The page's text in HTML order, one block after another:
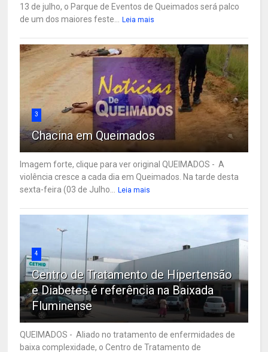
13 de julho, o Parque de Eventos de Queimados será palco
de um dos maiores feste...
Leia mais
3
Chacina em Queimados
Imagem forte, clique para ver original QUEIMADOS - A
violência cresce a cada dia em Queimados. Na tarde desta
sexta-feira (03 de Julho...
Leia mais
4
Centro de Tratamento de Hipertensão
e Diabetes é referência na Baixada
Fluminense
QUEIMADOS - Aliado no tratamento de enfermidades de
baixa complexidade, o Centro de Tratamento de